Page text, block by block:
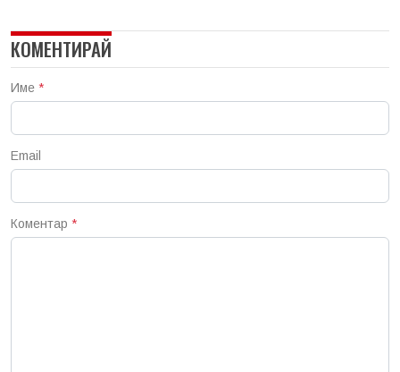
КОМЕНТИРАЙ
Име *
Email
Коментар *